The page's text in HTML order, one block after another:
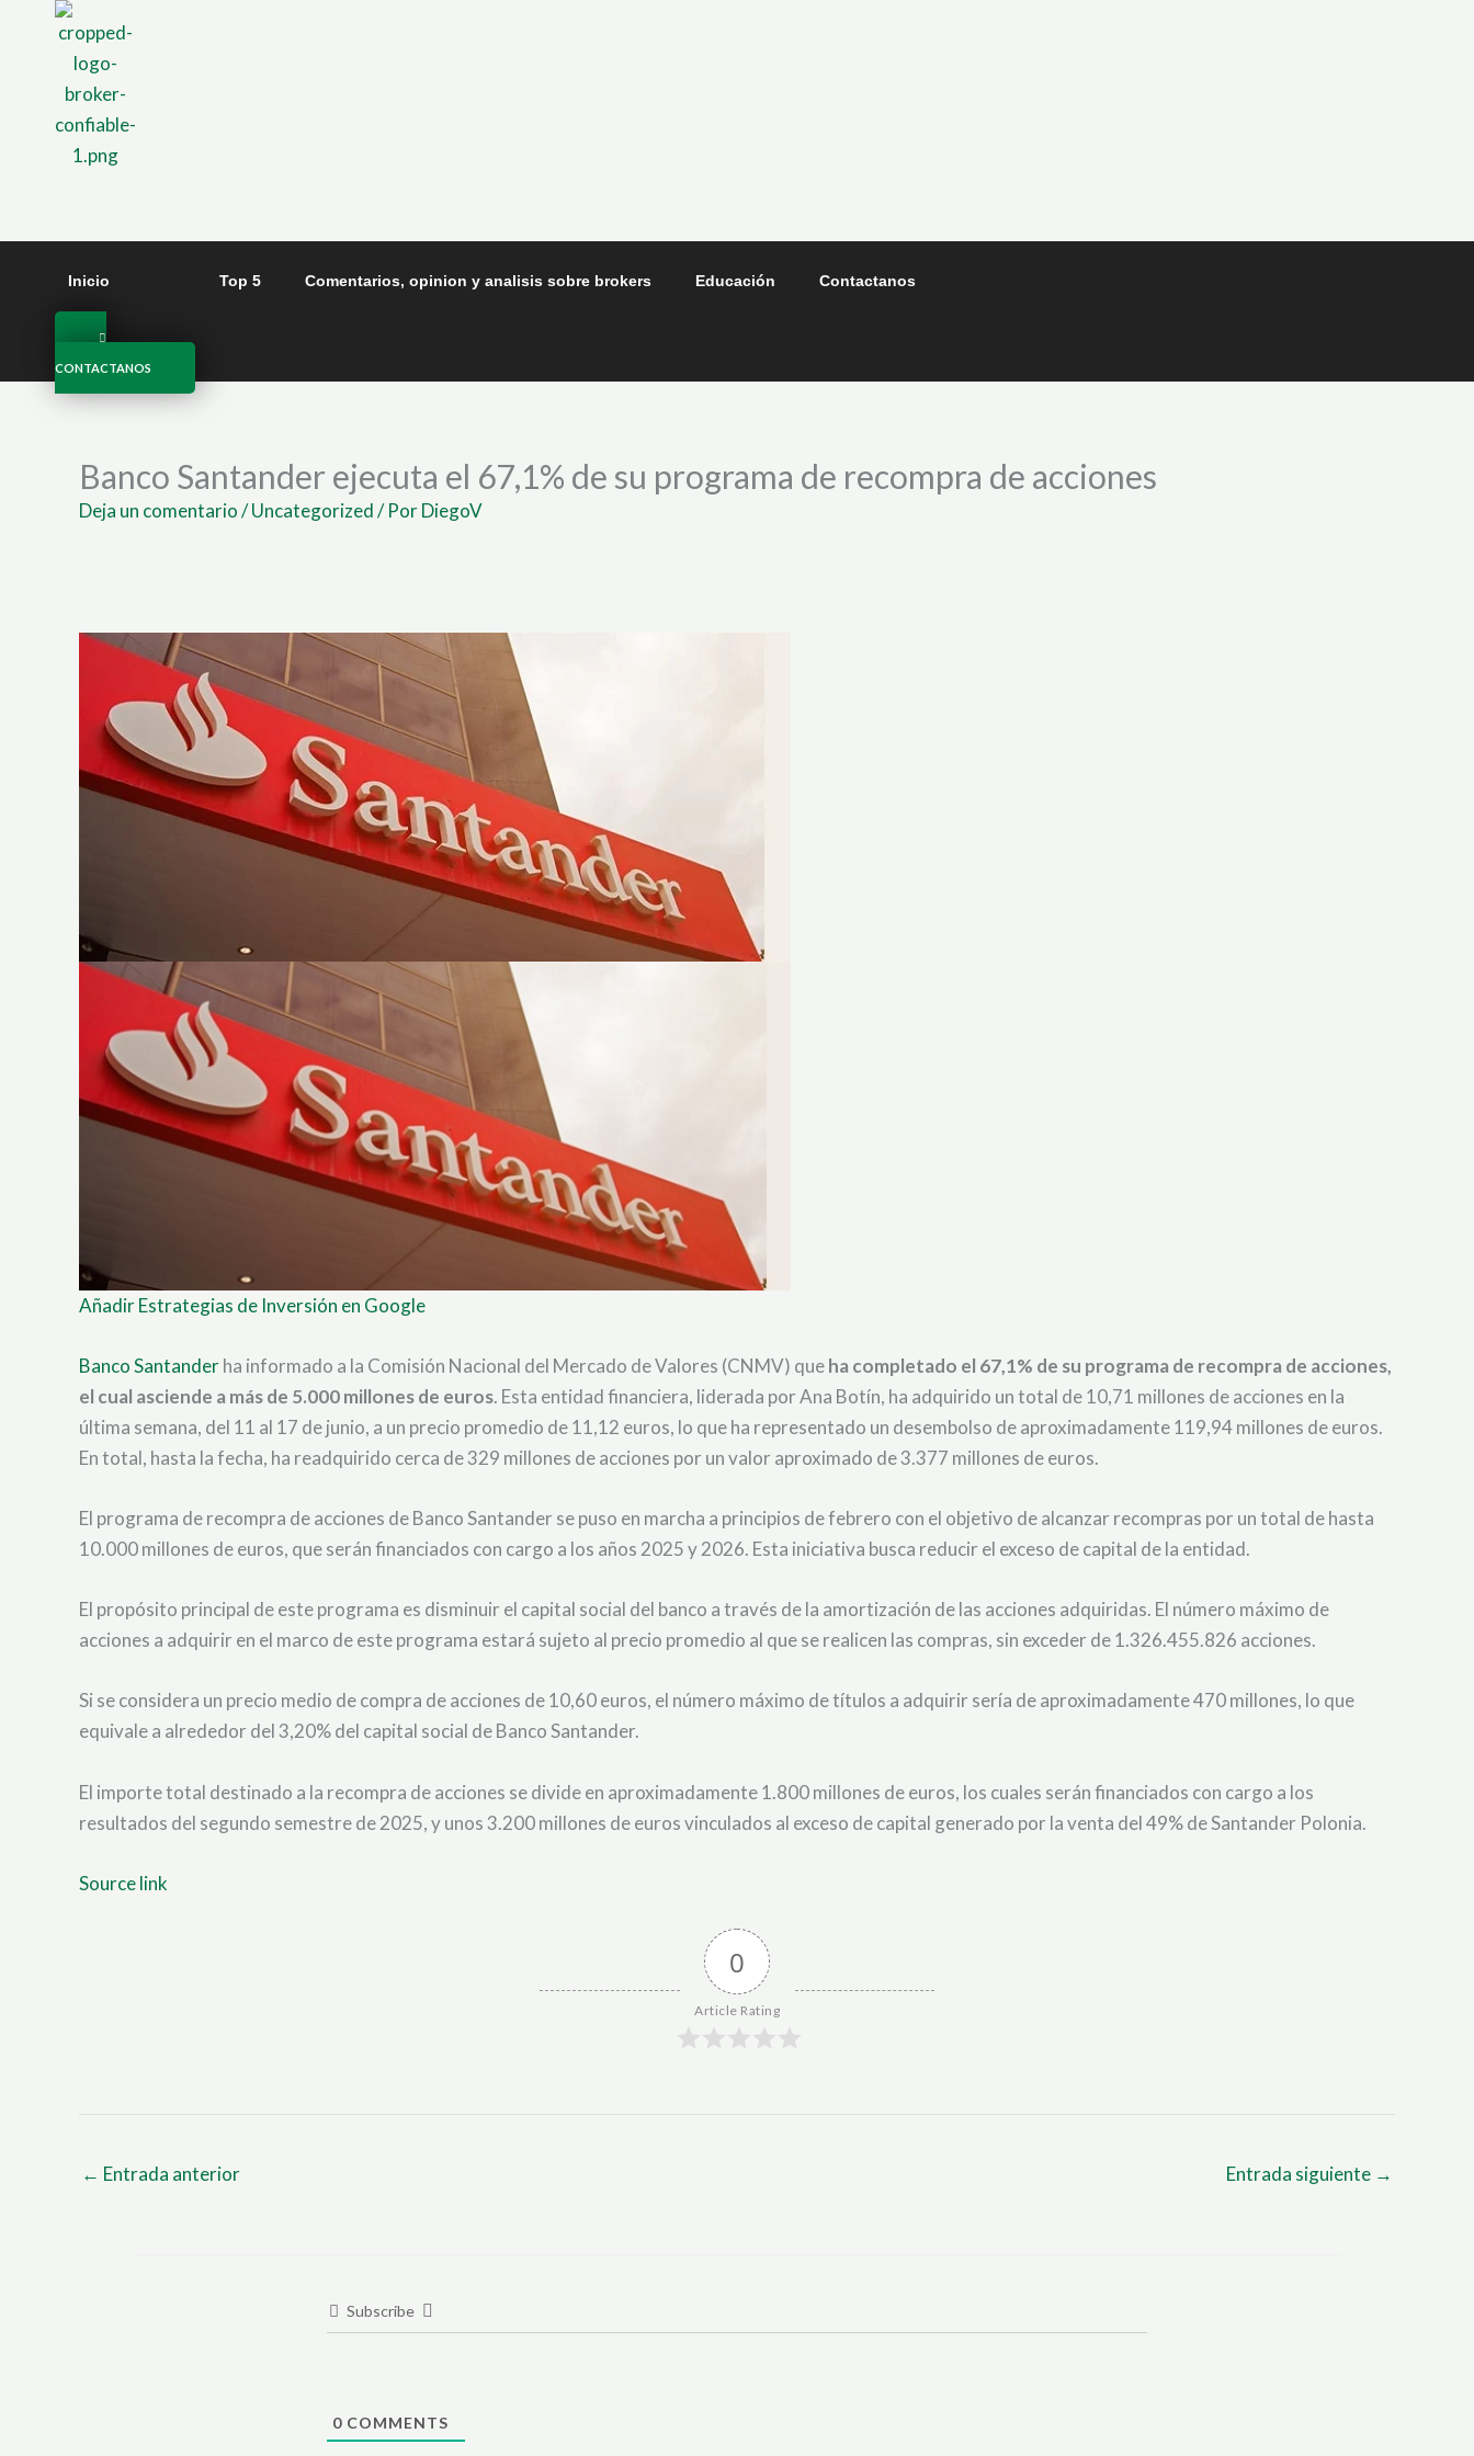
contenido
Inicio Top 5 Comentarios, opinion y analisis sobre brokers Educación Contactanos
CONTACTANOS
Banco Santander ejecuta el 67,1% de su programa de recompra de acciones
Deja un comentario/Uncategorized/ PorDiegoV
Añadir Estrategias de Inversión en Google
Banco Santanderha informado a la Comisión Nacional del Mercado de Valores (CNMV) queha completado el 67,1% de su programa de recompra de acciones,
el cual asciende a más de 5.000 millones de euros. Esta entidad financiera, liderada por Ana Botín, ha adquirido un total de 10,71 millones de acciones en la
última semana, del 11 al 17 de junio, a un precio promedio de 11,12 euros, lo que ha representado un desembolso de aproximadamente 119,94 millones de euros.
En total, hasta la fecha, ha readquirido cerca de 329 millones de acciones por un valor aproximado de 3.377 millones de euros.
El programa de recompra de acciones de Banco Santander se puso en marcha a principios de febrero con el objetivo de alcanzar recompras por un total de hasta
10.000 millones de euros, que serán financiados con cargo a los años 2025 y 2026. Esta iniciativa busca reducir el exceso de capital de la entidad.
El propósito principal de este programa es disminuir el capital social del banco a través de la amortización de las acciones adquiridas. El número máximo de
acciones a adquirir en el marco de este programa estará sujeto al precio promedio al que se realicen las compras, sin exceder de 1.326.455.826 acciones.
Si se considera un precio medio de compra de acciones de 10,60 euros, el número máximo de títulos a adquirir sería de aproximadamente 470 millones, lo que
equivale a alrededor del 3,20% del capital social de Banco Santander.
El importe total destinado a la recompra de acciones se divide en aproximadamente 1.800 millones de euros, los cuales serán financiados con cargo a los
resultados del segundo semestre de 2025, y unos 3.200 millones de euros vinculados al exceso de capital generado por la venta del 49% de Santander Polonia.
Source link
0
Article Rating
← Entrada anterior Entrada siguiente →
Subscribe
0 COMMENTS